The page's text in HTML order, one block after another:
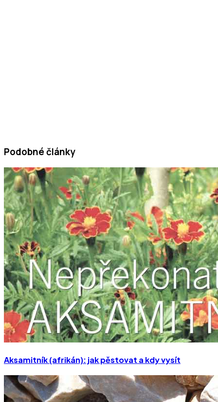
Podobné články
Aksamitník (afrikán): jak pěstovat a kdy vysít